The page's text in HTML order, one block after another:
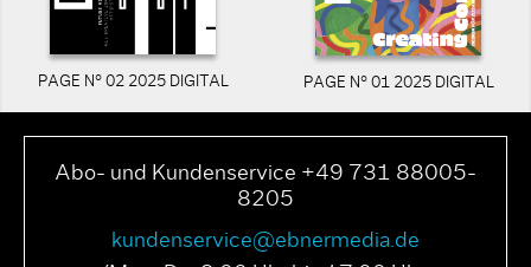
PAGE N° 02 2025 DIGITAL PAGE N° 01 2025 DIGITAL
Abo- und Kundenservice +49 731 88005-
8205
kundenservice@ebnermedia.de